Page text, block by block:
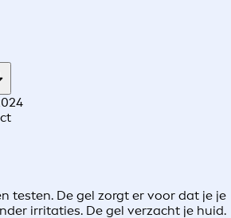
testen. De gel zorgt er voor dat je je
irritaties. De gel verzacht je huid.